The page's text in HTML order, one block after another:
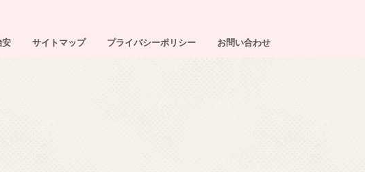
安 サイトマップ プライバシーポリシー お問い合わせ